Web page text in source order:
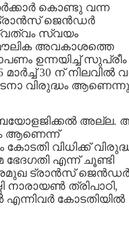
കൊണ്ടു വന്ന
ട്രാൻസ് ജെൻഡർ
സ്വയം
അവകാശത്തെ
ഉന്നയിച്ച് സുപ്രീം
30 ന് നിലവിൽ
വിരുദ്ധം
അല്ല.
ആണെന്ന്
വിധിക്ക്
എന്ന് ചൂണ്ടി
ട്രാൻസ് ജെൻഡർ
നാരായൺ ത്രിപാഠി,
കോടതിയിൽ